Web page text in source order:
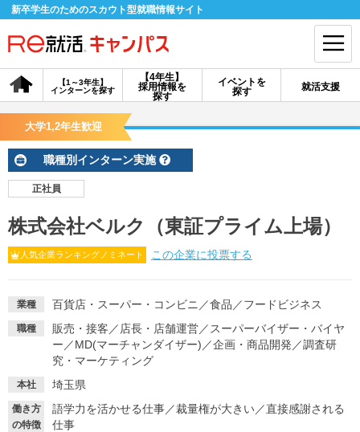
新卒学生のためのスカウト型就職情報サイト
【4年生】
採用情報を
探す
【1～3年生】
インターンを探す
イベントを
探す
就活支援
会員登録 ログイン
探す
【4年生】
採用情報を探す
【4年生】
説明会を探す
【1～3年生】
インターンを探す
就活ノウハウ・サポート
就活支援
就活ノウハウが満載！ お役立ち記事・相談室など
大学1,2年生歓迎
職種別インターン実施
正社員
株式会社ベルク（東証プライム上場）
人気企業ランキングノミネート この企業に投票する
業種 百貨店・スーパー・コンビニ ／食品 ／フードビジネス
職種 販売・接客 ／ 店長・店舗運営／ スーパーバイザー・バイヤ
ー ／MD(マーチャンダイザー) ／企画・商品開発 ／調査研
究・マーケティング
本社 埼玉県
働き方
の特徴
語学力を活かせる仕事／裁量権が大きい／直接感謝される
仕事